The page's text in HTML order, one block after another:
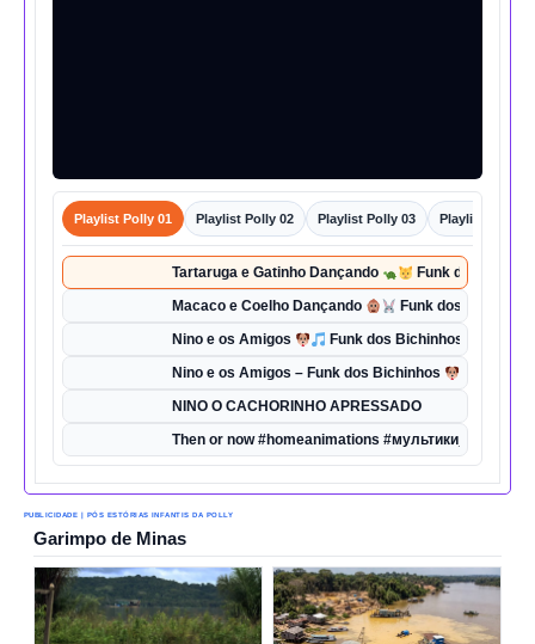
Playlist Polly 01 Playlist Polly 02 Playlist Polly 03 Playlist Polly
Tartaruga e Gatinho Dançando Funk dos
Macaco e Coelho Dançando Funk dos
Nino e os Amigos Funk dos Bichinhos | Dança
Nino e os Amigos – Funk dos Bichinhos
NINO O CACHORINHO APRESSADO
Then or now #homeanimations
PUBLICIDADE | PÓS ESTÓRIAS INFANTIS DA POLLY
Garimpo de Minas